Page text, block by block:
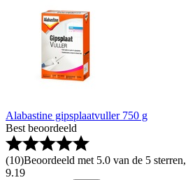
Alabastine gipsplaatvuller 750 g
Best beoordeeld
(10)Beoordeeld met 5.0 van de 5
9.19